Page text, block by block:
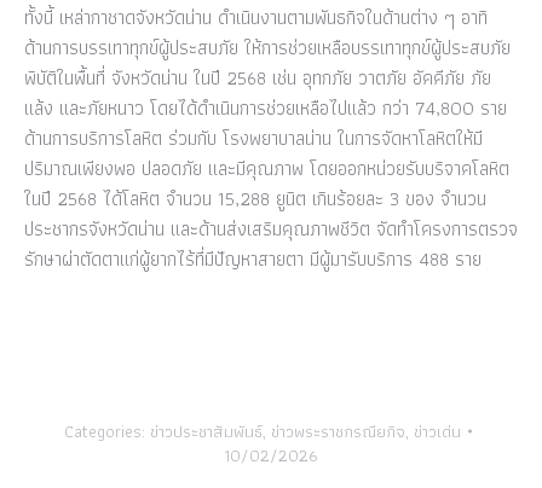
ทั้งนี้ เหล่ากาชาดจังหวัดน่าน ดำเนินงานตามพันธกิจในด้านต่าง ๆ อาทิ
ด้านการบรรเทาทุกข์ผู้ประสบภัย ให้การช่วยเหลือบรรเทาทุกข์ผู้ประสบภัย
พิบัติในพื้นที่ จังหวัดน่าน ในปี 2568 เช่น อุทกภัย วาตภัย อัคคีภัย ภัย
แล้ง และภัยหนาว โดยได้ดำเนินการช่วยเหลือไปแล้ว กว่า 74,800 ราย
ด้านการบริการโลหิต ร่วมกับ โรงพยาบาลน่าน ในการจัดหาโลหิตให้มี
ปริมาณเพียงพอ ปลอดภัย และมีคุณภาพ โดยออกหน่วยรับบริจาคโลหิต
ในปี 2568 ได้โลหิต จำนวน 15,288 ยูนิต เกินร้อยละ 3 ของ จํานวน
ประชากรจังหวัดน่าน และด้านส่งเสริมคุณภาพชีวิต จัดทําโครงการตรวจ
รักษาผ่าตัดตาแก่ผู้ยากไร้ที่มีปัญหาสายตา มีผู้มารับบริการ 488 ราย
Categories: ข่าวประชาสัมพันธ์, ข่าวพระราชกรณียกิจ, ข่าวเด่น
10/02/2026